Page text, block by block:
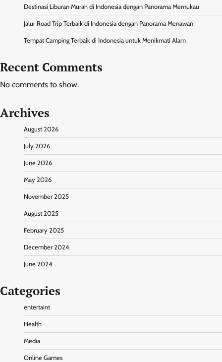
Destinasi Liburan Murah di Indonesia dengan Panorama Memukau
Jalur Road Trip Terbaik di Indonesia dengan Panorama Menawan
Tempat Camping Terbaik di Indonesia untuk Menikmati Alam
Recent Comments
No comments to show.
Archives
August 2026
July 2026
June 2026
May 2026
November 2025
August 2025
February 2025
December 2024
June 2024
Categories
entertaint
Health
Media
Online Games